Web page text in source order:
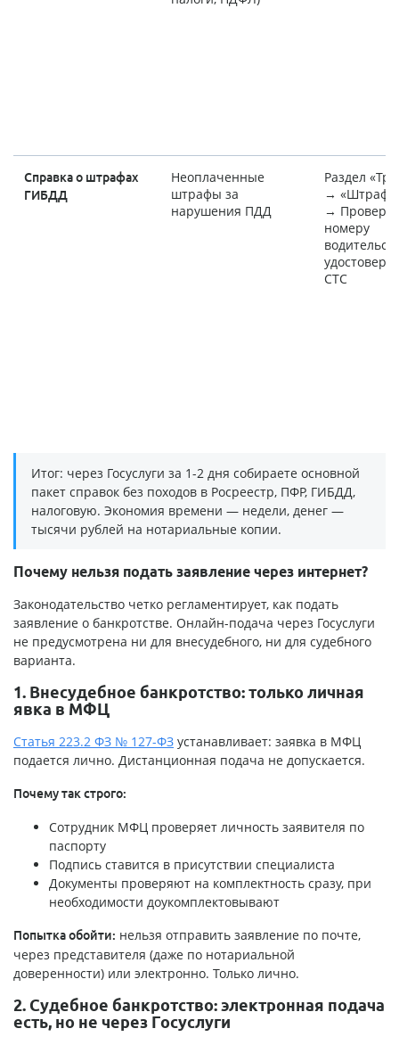
Справка о штрафах
ГИБДД
Неоплаченные
штрафы за
нарушения ПДД
Раздел
→
→
номеру
СТС
Итог: через Госуслуги за 1-2 дня собираете основной
пакет справок без походов в Росреестр, ПФР, ГИБДД,
налоговую. Экономия времени — недели, денег —
тысячи рублей на нотариальные копии.
Почему нельзя подать заявление через интернет?
Законодательство четко регламентирует, как подать
заявление о банкротстве. Онлайн-подача через Госуслуги
не предусмотрена ни для внесудебного, ни для судебного
варианта.
1. Внесудебное банкротство: только личная
явка в МФЦ
Статья 223.2 ФЗ № 127-ФЗ устанавливает: заявка в МФЦ
подается лично. Дистанционная подача не допускается.
Почему так строго:
Сотрудник МФЦ проверяет личность заявителя по
паспорту
Подпись ставится в присутствии специалиста
Документы проверяют на комплектность сразу, при
необходимости доукомплектовывают
Попытка обойти: нельзя отправить заявление по почте,
через представителя (даже по нотариальной
доверенности) или электронно. Только лично.
2. Судебное банкротство: электронная подача
есть, но не через Госуслуги